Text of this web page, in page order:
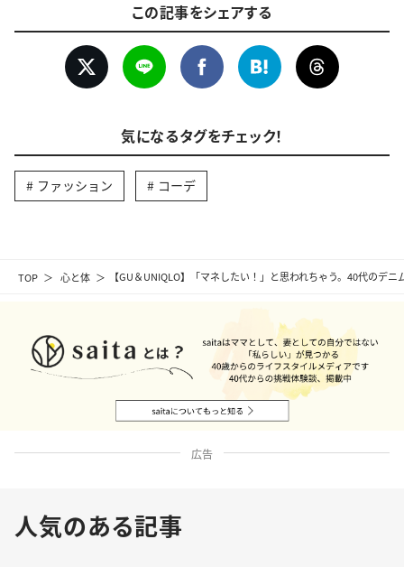
TOP 心と体 【GU＆UNIQLO】「マネしたい！」と思われちゃう。40代のデ
この記事をシェアする
気になるタグをチェック！
ファッション コーデ
広告
人気のある記事